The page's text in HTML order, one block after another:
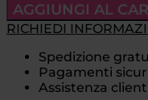
AGGIUNGI AL
RICHIEDI
Spedizione
Pagamenti
Assistenza